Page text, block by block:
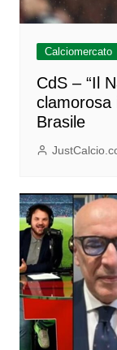
Calciomercato
CdS – “Il
clamorosa
Brasile